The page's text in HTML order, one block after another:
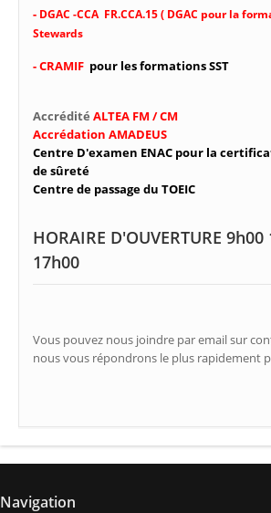
- DGAC -CCA FR.CCA.15 ( DGAC pour la
Stewards
- CRAMIF pour les formations SST
Accrédité ALTEA FM / CM
Accrédation AMADEUS
Centre D'examen ENAC pour la
de sûreté
Centre de passage du TOEIC
HORAIRE D'OUVERTURE
17h00
Vous pouvez nous joindre par email sur
nous vous répondrons le plus rapidement
Navigation